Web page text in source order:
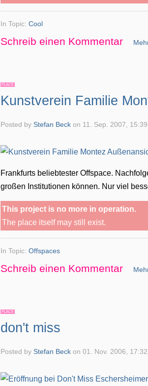
In Topic:Cool
Schreib einen Kommentar
PLACE
Kunstverein Familie
Posted byStefan Beck on 11. Sep. 2007, 15:39
Frankfurts beliebtester Offspace.
großen Institutionen können. Nur viel
This project is no more in operation.
The place itself may still exist.
In Topic:Offspaces
Schreib einen Kommentar
PLACE
don't miss
Posted byStefan Beck on01. Nov. 2006, 17:32